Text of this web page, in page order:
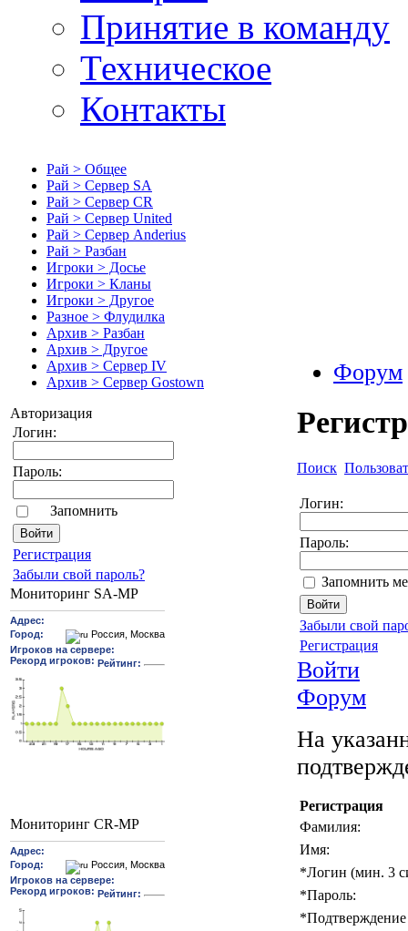
Принятие в команду
Техническое
Контакты
Рай > Общее
Рай > Сервер SA
Рай > Сервер CR
Рай > Сервер United
Рай > Сервер Anderius
Рай > Разбан
Игроки > Досье
Игроки > Кланы
Игроки > Другое
Разное > Флудилка
Архив > Разбан
Архив > Другое
Архив > Сервер IV
Архив > Сервер Gostown
Авторизация
Логин:
Пароль:
Запомнить
Pегиcтрaция
Забыли свой пароль?
Мониторинг SA-MP
Мониторинг CR-MP
Форум
Поиск
Логин:
Пароль:
Запомнить
Забыли свой
Регистрация
Войти
Форум
На
Регистрация
Фамилия:
Имя:
*Логин (мин. 3
*Пароль:
*Подтверждение